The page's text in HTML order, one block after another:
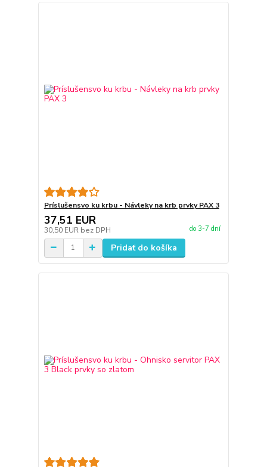
Príslušensvo ku krbu - Návleky na krb prvky PAX 3
37,51 EUR
30,50 EUR bez DPH do 3-7 dní
Pridať do košíka